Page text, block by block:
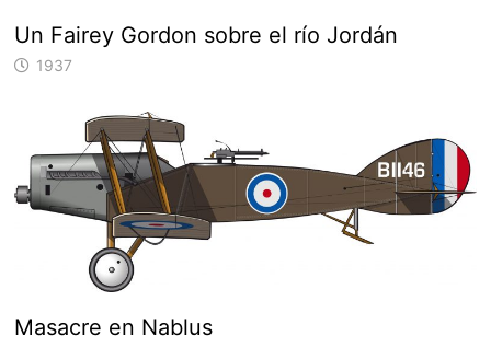
Un Fairey Gordon sobre el río Jordán
1937
Masacre en Nablus